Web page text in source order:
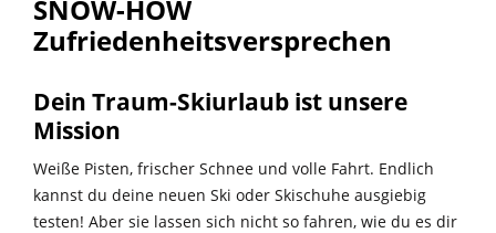
SNOW-HOW
Zufriedenheitsversprechen
Dein Traum-Skiurlaub ist unsere
Mission
Weiße Pisten, frischer Schnee und volle Fahrt. Endlich
kannst du deine neuen Ski oder Skischuhe ausgiebig
testen! Aber sie lassen sich nicht so fahren, wie du es dir